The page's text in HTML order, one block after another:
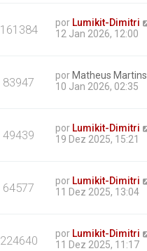
161384 por Lumikit-Dimitri
12 Jan 2026, 12:00
83947 por Matheus Martins
10 Jan 2026, 02:35
49439 por Lumikit-Dimitri
19 Dez 2025, 15:21
64577 por Lumikit-Dimitri
11 Dez 2025, 13:04
224640 por Lumikit-Dimitri
11 Dez 2025, 11:17